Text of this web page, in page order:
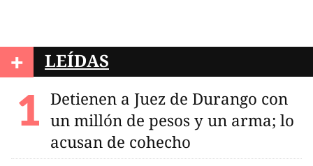
+ LEÍDAS
Detienen a Juez de Durango con
un millón de pesos y un arma; lo
acusan de cohecho